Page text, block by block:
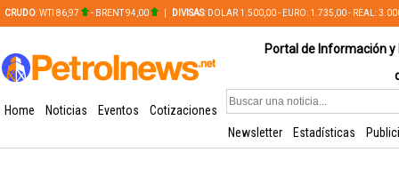
CRUDO: WTI 86,97 - BRENT 94,00 DIVISAS: DOLAR 1.500,00 - EURO: 1.735,00 - REAL:
Portal de Información
Home Noticias Eventos
Cotizaciones
Newsletter
Estadísticas